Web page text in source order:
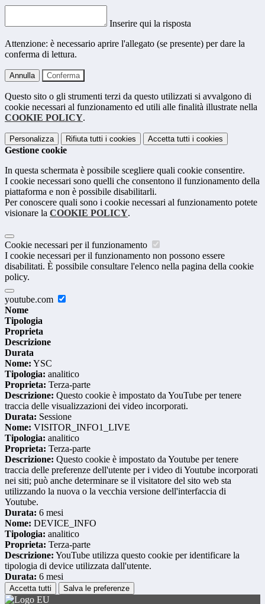
Inserire qui la risposta
Attenzione: è necessario aprire l'allegato (se presente) per dare la
conferma di lettura.
Annulla Conferma
Questo sito o gli strumenti terzi da questo utilizzati si avvalgono di
cookie necessari al funzionamento ed utili alle finalità illustrate nella
COOKIE POLICY.
Personalizza Rifiuta tutti i cookies Accetta tutti i cookies
Gestione cookie
In questa schermata è possibile scegliere quali cookie consentire.
I cookie necessari sono quelli che consentono il funzionamento della
piattaforma e non è possibile disabilitarli.
Per conoscere quali sono i cookie necessari al funzionamento potete
visionare la COOKIE POLICY.
Cookie necessari per il funzionamento
I cookie necessari per il funzionamento non possono essere
disabilitati. È possibile consultare l'elenco nella pagina della cookie
policy.
youtube.com
Nome
Tipologia
Proprieta
Descrizione
Durata
Nome: YSC
Tipologia: analitico
Proprieta: Terza-parte
Descrizione: Questo cookie è impostato da YouTube per tenere
traccia delle visualizzazioni dei video incorporati.
Durata: Sessione
Nome: VISITOR_INFO1_LIVE
Tipologia: analitico
Proprieta: Terza-parte
Descrizione: Questo cookie è impostato da Youtube per tenere
traccia delle preferenze dell'utente per i video di Youtube incorporati
nei siti; può anche determinare se il visitatore del sito web sta
utilizzando la nuova o la vecchia versione dell'interfaccia di
Youtube.
Durata: 6 mesi
Nome: DEVICE_INFO
Tipologia: analitico
Proprieta: Terza-parte
Descrizione: YouTube utilizza questo cookie per identificare la
tipologia di device utilizzata dall'utente.
Durata: 6 mesi
Accetta tutti Salva le preferenze